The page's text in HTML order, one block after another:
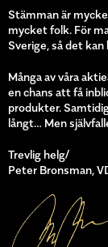
Stämman är
mycket folk. För
Sverige, så det
Många av våra
en chans att få
produkter.
långt… Men
Trevlig helg/
Peter Bronsman,